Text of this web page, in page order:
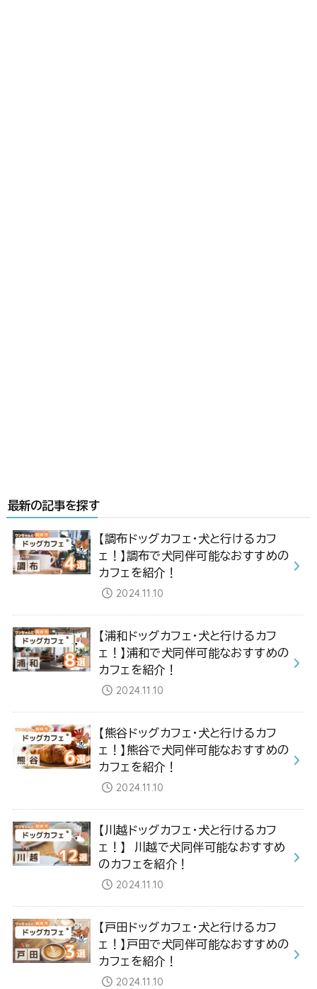
最新の記事を探す
【調布ドッグカフェ・犬と行けるカフ
ェ！】調布で犬同伴可能なおすすめの
カフェを紹介！
2024.11.10
【浦和ドッグカフェ・犬と行けるカフ
ェ！】浦和で犬同伴可能なおすすめの
カフェを紹介！
2024.11.10
【熊谷ドッグカフェ・犬と行けるカフ
ェ！】熊谷で犬同伴可能なおすすめの
カフェを紹介！
2024.11.10
【川越ドッグカフェ・犬と行けるカフ
ェ！】 川越で犬同伴可能なおすすめ
のカフェを紹介！
2024.11.10
【戸田ドッグカフェ・犬と行けるカフ
ェ！】戸田で犬同伴可能なおすすめの
カフェを紹介！
2024.11.10